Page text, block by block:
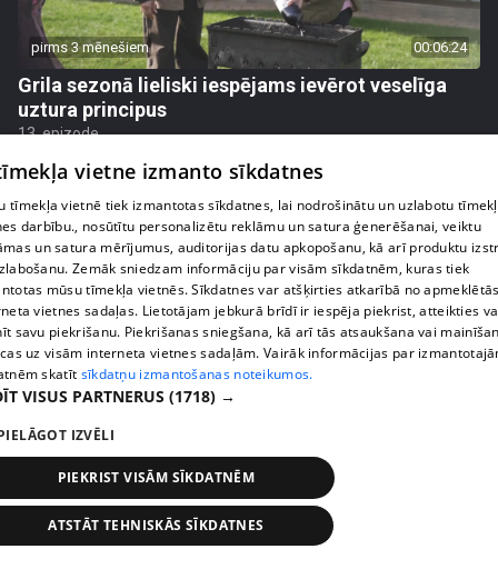
pirms 3 mēnešiem 00:06:24
Grila sezonā lieliski iespējams ievērot veselīga
uztura principus
13. epizode
Veselības sākas ar mikrobiomu, ar ko to barot, lai
justos labi?
13. epizode
vietne izmanto sīkdatnes
tīmekļa vietnē tiek izmantotas sīkdatnes, lai nodrošinātu un uzlabotu
darbību., nosūtītu personalizētu reklāmu un satura ģenerēšanai, veiktu
un satura mērījumus, auditorijas datu apkopošanu, kā arī produktu
Zemāk sniedzam informāciju par visām sīkdatnēm, kuras tiek
mūsu tīmekļa vietnēs. Sīkdatnes var atšķirties atkarībā no
vietnes sadaļas. Lietotājam jebkurā brīdī ir iespēja piekrist, atteikties
savu piekrišanu. Piekrišanas sniegšana, kā arī tās atsaukšana vai
uz visām interneta vietnes sadaļām. Vairāk informācijas par
skatīt sīkdatņu izmantošanas noteikumos.
VISUS PARTNERUS (1718) →
IZVĒLI
PIEKRIST VISĀM SĪKDATNĒM
ATSTĀT TEHNISKĀS SĪKDATNES